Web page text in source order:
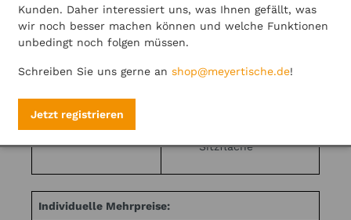
uni-farbig
glatt gepolstert (30
eckige Sitzkante
460 mm
Sitzfläche
Individuelle Mehrpreise:
Kunden. Daher interessiert uns, was Ihnen gefällt, was
wir noch besser machen können und welche Funktionen
unbedingt noch folgen müssen.
Schreiben Sie uns gerne an shop@meyertische.de!
Jetzt registrieren